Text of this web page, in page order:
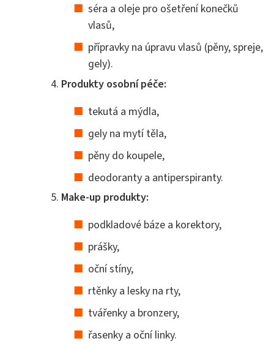
séra a oleje pro ošetření konečků
vlasů,
přípravky na úpravu vlasů (pěny, spreje,
gely).
Produkty osobní péče:
tekutá a mýdla,
gely na mytí těla,
pěny do koupele,
deodoranty a antiperspiranty.
Make-up produkty:
podkladové báze a korektory,
prášky,
oční stíny,
rtěnky a lesky na rty,
tvářenky a bronzery,
řasenky a oční linky.